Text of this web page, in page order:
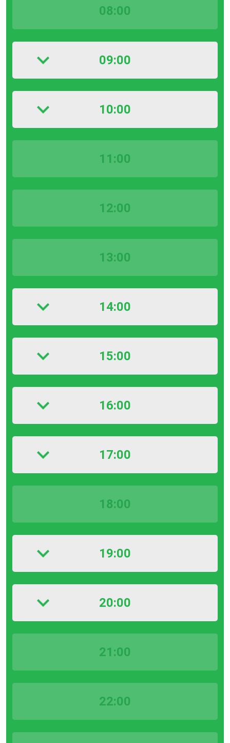
08:00
09:00
10:00
11:00
12:00
13:00
14:00
15:00
16:00
17:00
18:00
19:00
20:00
21:00
22:00